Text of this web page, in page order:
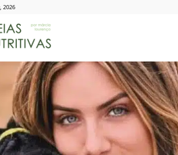
2026
Nutritivas